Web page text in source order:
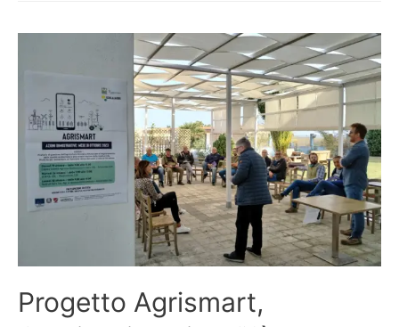
Progetto Agrismart,